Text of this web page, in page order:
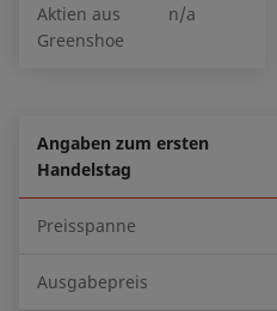
Aktien aus
Greenshoe
n/a
Angaben zum ersten
Handelstag
Preisspanne
Ausgabepreis